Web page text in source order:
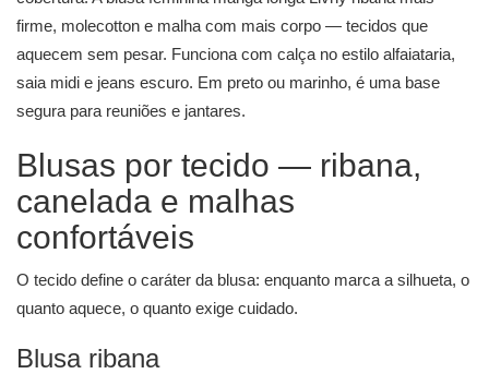
firme, molecotton e malha com mais corpo — tecidos que
aquecem sem pesar. Funciona com calça no estilo alfaiataria,
saia midi e jeans escuro. Em preto ou marinho, é uma base
segura para reuniões e jantares.
Blusas por tecido — ribana,
canelada e malhas
confortáveis
O tecido define o caráter da blusa: enquanto marca a silhueta, o
quanto aquece, o quanto exige cuidado.
Blusa ribana